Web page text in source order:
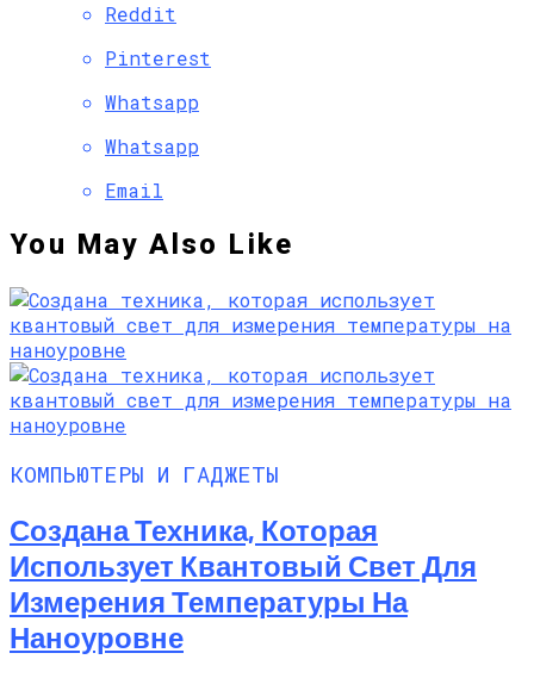
Reddit
Pinterest
Whatsapp
Whatsapp
Email
You May Also Like
КОМПЬЮТЕРЫ И ГАДЖЕТЫ
Создана Техника, Которая
Использует Квантовый Свет Для
Измерения Температуры На
Наноуровне